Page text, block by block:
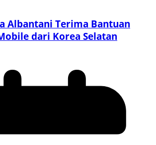
Albantani Terima Bantuan
dari Korea Selatan